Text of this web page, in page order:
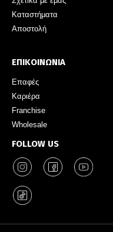
Καταστήματα
Αποστολή
ΕΠΙΚΟΙΝΩΝΙΑ
Επαφές
Καριέρα
Franchise
Wholesale
FOLLOW US